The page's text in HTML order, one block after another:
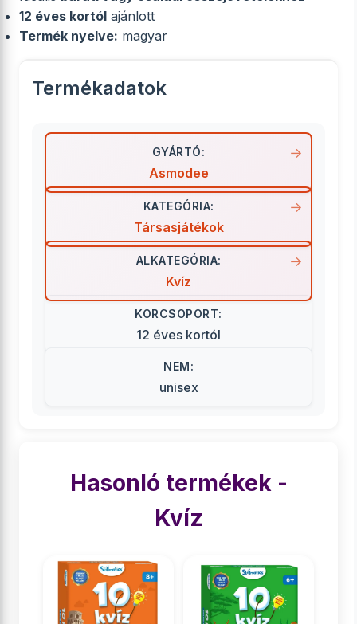
12 éves kortól ajánlott
Termék nyelve: magyar
Termékadatok
GYÁRTÓ:
Asmodee
KATEGÓRIA:
Társasjátékok
ALKATEGÓRIA:
Kvíz
KORCSOPORT:
12 éves kortól
NEM:
unisex
Hasonló termékek -
Kvíz